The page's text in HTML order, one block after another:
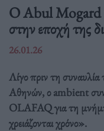
Ο Abul Mogard
στην εποχή της
26.01.26
Λίγο πριν τη
Αθηνών, ο ambient
OLAFAQ για τη
χρειάζονται χρόνο».